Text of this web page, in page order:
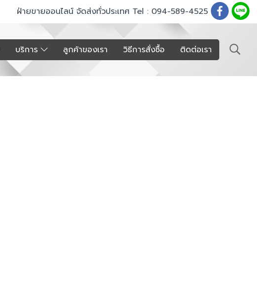
ฝ่ายขายออนไลน์ จัดส่งทั่วประเทศ Tel : 094-589-4525
บริการ ลูกค้าของเรา วิธีการสั่งซื้อ ติดต่อเรา